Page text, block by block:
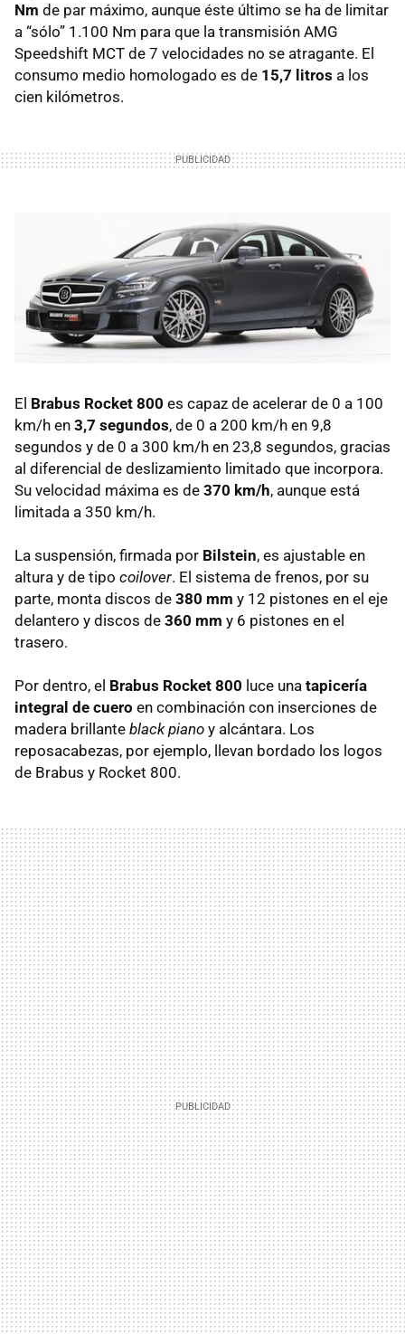
Nm de par máximo, aunque éste último se ha de limitar
a “sólo” 1.100 Nm para que la transmisión AMG
Speedshift MCT de 7 velocidades no se atragante. El
consumo medio homologado es de 15,7 litros a los
cien kilómetros.
El Brabus Rocket 800 es capaz de acelerar de 0 a 100
km/h en 3,7 segundos, de 0 a 200 km/h en 9,8
segundos y de 0 a 300 km/h en 23,8 segundos, gracias
al diferencial de deslizamiento limitado que incorpora.
Su velocidad máxima es de 370 km/h, aunque está
limitada a 350 km/h.
La suspensión, firmada por Bilstein, es ajustable en
altura y de tipo coilover. El sistema de frenos, por su
parte, monta discos de 380 mm y 12 pistones en el eje
delantero y discos de 360 mm y 6 pistones en el
trasero.
Por dentro, el Brabus Rocket 800 luce una tapicería
integral de cuero en combinación con inserciones de
madera brillante black piano y alcántara. Los
reposacabezas, por ejemplo, llevan bordado los logos
de Brabus y Rocket 800.